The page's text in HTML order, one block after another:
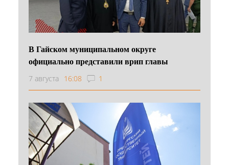
В Гайском муниципальном округе
официально представили врип главы
7 августа 16:08 1